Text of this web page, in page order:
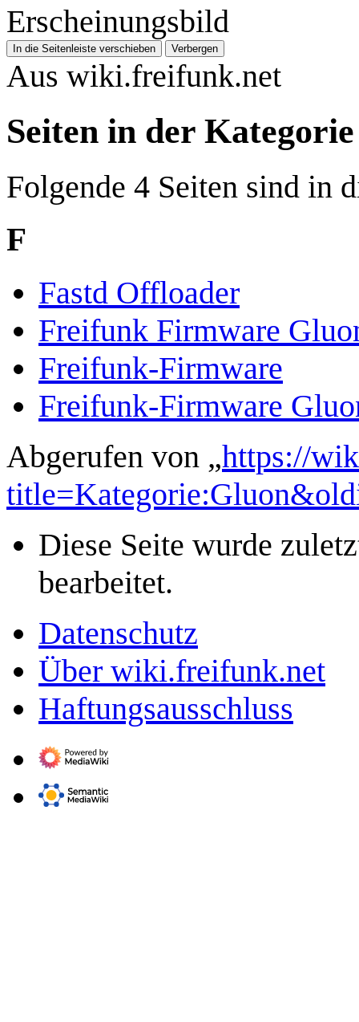
Erscheinungsbild
In die Seitenleiste verschieben Verbergen
Aus wiki.freifunk.net
Seiten in der
Folgende 4 Seiten sind in
F
Fastd Offloader
Freifunk Firmware
Freifunk-Firmware
Freifunk-Firmware
Abgerufen von „https://
Diese Seite wurde
bearbeitet.
Datenschutz
Über wiki.freifunk.net
Haftungsausschluss